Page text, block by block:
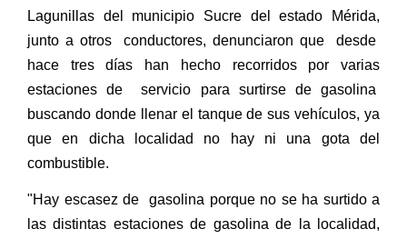
Lagunillas del municipio Sucre del estado Mérida,
junto a otros conductores, denunciaron que desde
hace tres días han hecho recorridos por varias
estaciones de servicio para surtirse de gasolina
buscando donde llenar el tanque de sus vehículos, ya
que en dicha localidad no hay ni una gota del
combustible.
"Hay escasez de gasolina porque no se ha surtido a
las distintas estaciones de gasolina de la localidad,